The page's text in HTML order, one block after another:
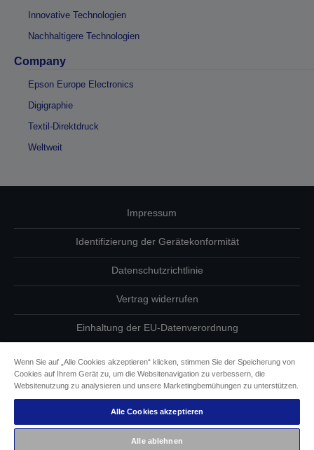
Innovative Technologien
Nachhaltigere Technologien
Company
Epson Europe Electronics
Digigraphie
Textil-Direktdruck
Weltweit
Impressum
Identifizierung der Gerätekonformität
Datenschutzrichtlinie
Vertrag widerrufen
Einhaltung der EU-Datenverordnung
Informationen zu Cookies
Epson Engagement für Barrierefreiheit
Wenn Sie auf „Alle Cookies akzeptieren“ klicken, stimmen Sie der Speicherung von
Cookies auf Ihrem Gerät zu, um die Websitenavigation zu verbessern, die
Websitenutzung zu analysieren und unsere Marketingbemühungen zu unterstützen.
Alle Cookies akzeptieren
Alle ablehnen